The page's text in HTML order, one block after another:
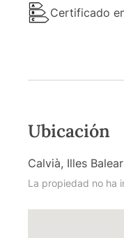
Certificado
Ubicación
Calvià, Illes
La propiedad no ha